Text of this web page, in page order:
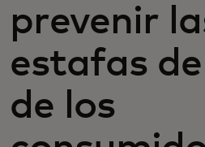
prevenir
estafas
de los